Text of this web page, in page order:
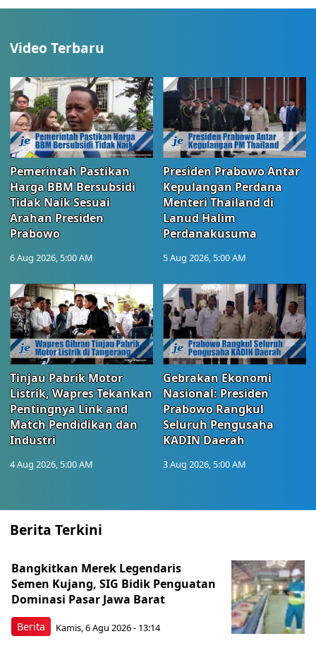
Video Terbaru
Pemerintah Pastikan
Harga BBM Bersubsidi
Tidak Naik Sesuai
Arahan Presiden
Prabowo
6 Aug 2026, 5:00 AM
Presiden Prabowo Antar
Kepulangan Perdana
Menteri Thailand di
Lanud Halim
Perdanakusuma
5 Aug 2026, 5:00 AM
Tinjau Pabrik Motor
Listrik, Wapres Tekankan
Pentingnya Link and
Match Pendidikan dan
Industri
4 Aug 2026, 5:00 AM
Gebrakan Ekonomi
Nasional: Presiden
Prabowo Rangkul
Seluruh Pengusaha
KADIN Daerah
3 Aug 2026, 5:00 AM
Berita Terkini
Berita
Bangkitkan Merek Legendaris
Semen Kujang, SIG Bidik Penguatan
Dominasi Pasar Jawa Barat
Kamis, 6 Agu 2026 - 13:14